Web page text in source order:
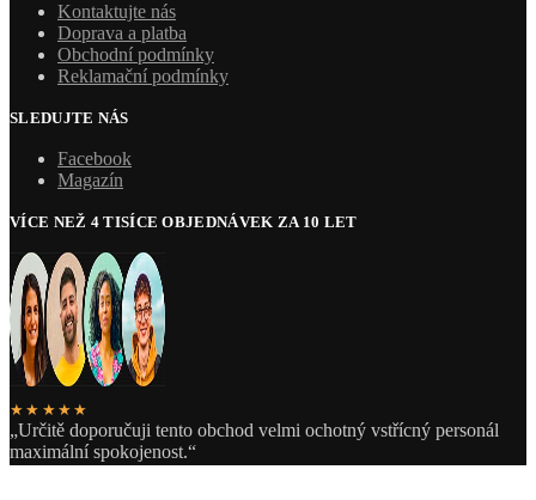
Kontaktujte nás
Doprava a platba
Obchodní podmínky
Reklamační podmínky
SLEDUJTE NÁS
Facebook
Magazín
VÍCE NEŽ 4 TISÍCE OBJEDNÁVEK ZA 10 LET
★★★★★
„Určitě doporučuji tento obchod velmi ochotný vstřícný personál
maximální spokojenost.“